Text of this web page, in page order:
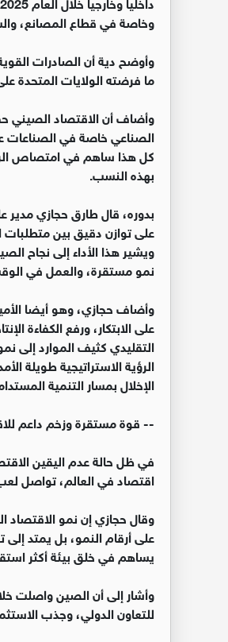
وخاصة في قطاع المصانع،
‏وأوضح دية أن الصادرات
ما فرضته الولايات المتحدة
الصناعي خاصة في الصناعات
كل هذا ساهم في امتصاص
بهذه النسب.
‏بدوره، قال طارق حجازي مدير
على توازن دقيق بين متطلبات
ويشير هذا الأداء إلى نجاح
نمو مستقرة، والعمل في
‏وأضاف حجازي، وهو أيضا
على الابتكار، ورفع الكفاءة
التقليدي كثيف الموارد إلى
الرؤية الاستراتيجية طويلة
الإخلال بمسار التنمية
‏-- قوة مستقرة وزخم داعم
‏في ظل حالة عدم اليقين
اقتصاد في العالم، تواصل
‏وقال حجازي إن نمو الاقتصاد
على أرقام النمو، بل يمتد إلى
يساهم في خلق بيئة أكثر
‏وأشار إلى أن الصين واصلت
للتعاون الدولي، وجذب